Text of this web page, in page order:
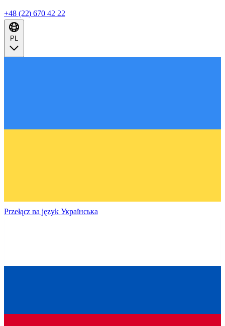
+48 (22) 670 42 22
Przełącz na język Українська